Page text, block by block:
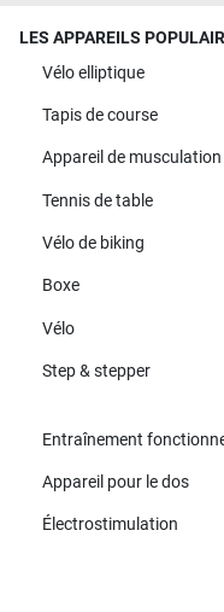
LES APPAREILS
Vélo elliptique
Tapis de course
Appareil de musculation
Tennis de table
Vélo de biking
Boxe
Vélo
Step & stepper
Entraînement
Appareil pour le dos
Électrostimulation